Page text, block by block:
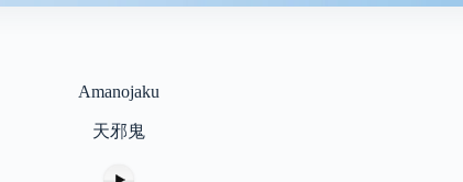
Amanojaku
天邪鬼